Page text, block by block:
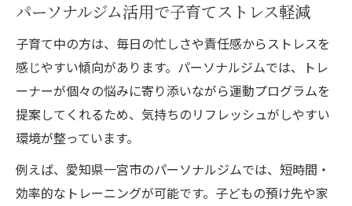
パーソナルジムがサポートするメンタルケ
ア
リラクゼーション重視のトレーニングを体
験
女性目線で選ぶパーソナルトレーニング法
育児の合間に叶うパーソナルジム活用術
隙間時間を有効活用するパーソナルジム術
ジムの柔軟な利用で育児と運動の両立を実
パーソナルジム活用で子育てストレス軽減
子育て中の方は、毎日の忙しさや責任感からストレスを
感じやすい傾向があります。パーソナルジムでは、トレ
ーナーが個々の悩みに寄り添いながら運動プログラムを
提案してくれるため、気持ちのリフレッシュがしやすい
環境が整っています。
例えば、愛知県一宮市のパーソナルジムでは、短時間・
効率的なトレーニングが可能です。子どもの預け先や家